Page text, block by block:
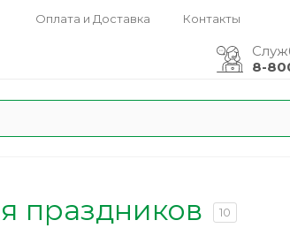
Оплата и Доставка Контакты
8-
праздников 10